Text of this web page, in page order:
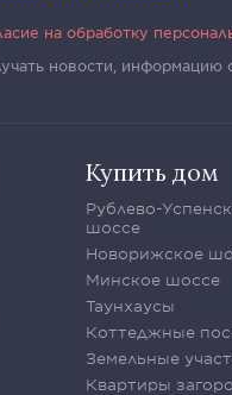
на обработку
новости,
Купить дом
Рублево-
шоссе
Новорижское
Минское шоссе
Таунхаусы
Коттеджные
Земельные
Квартиры